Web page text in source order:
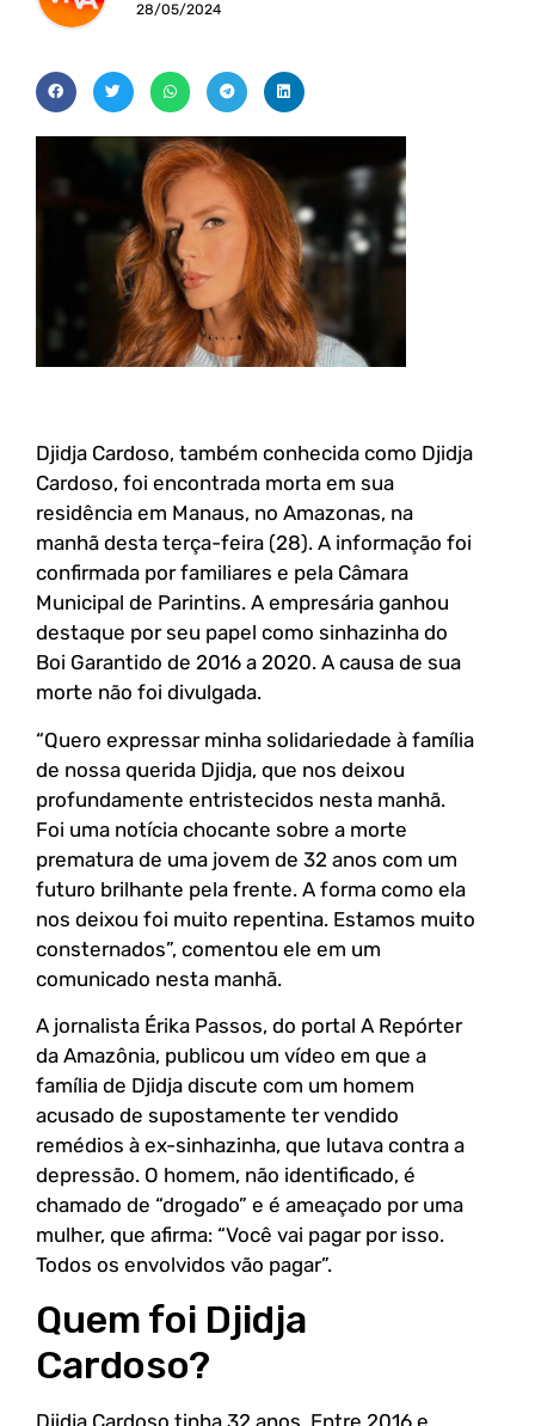
28/05/2024
Djidja Cardoso, também conhecida como Djidja
Cardoso, foi encontrada morta em sua
residência em Manaus, no Amazonas, na
manhã desta terça-feira (28). A informação foi
confirmada por familiares e pela Câmara
Municipal de Parintins. A empresária ganhou
destaque por seu papel como sinhazinha do
Boi Garantido de 2016 a 2020. A causa de sua
morte não foi divulgada.
“Quero expressar minha solidariedade à família
de nossa querida Djidja, que nos deixou
profundamente entristecidos nesta manhã.
Foi uma notícia chocante sobre a morte
prematura de uma jovem de 32 anos com um
futuro brilhante pela frente. A forma como ela
nos deixou foi muito repentina. Estamos muito
consternados”, comentou ele em um
comunicado nesta manhã.
A jornalista Érika Passos, do portal A Repórter
da Amazônia, publicou um vídeo em que a
família de Djidja discute com um homem
acusado de supostamente ter vendido
remédios à ex-sinhazinha, que lutava contra a
depressão. O homem, não identificado, é
chamado de “drogado” e é ameaçado por uma
mulher, que afirma: “Você vai pagar por isso.
Todos os envolvidos vão pagar”.
Quem foi Djidja
Cardoso?